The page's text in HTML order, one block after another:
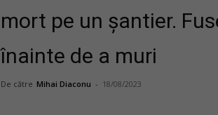
mort pe un șantier.
înainte de a muri
De către Mihai Diaconu - 18/08/2023